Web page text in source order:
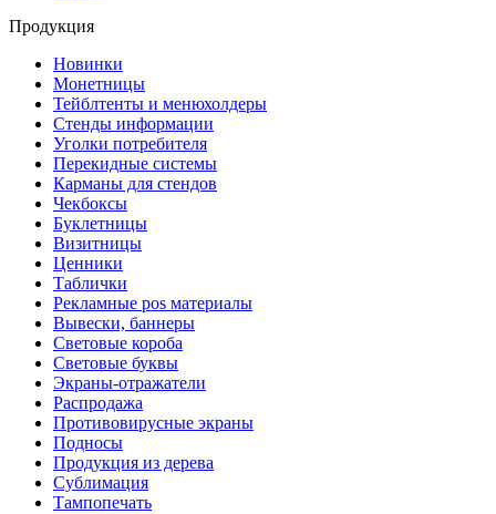
Продукция
Новинки
Монетницы
Тейблтенты и менюхолдеры
Стенды информации
Уголки потребителя
Перекидные системы
Карманы для стендов
Чекбоксы
Буклетницы
Визитницы
Ценники
Таблички
Рекламные pos материалы
Вывески, баннеры
Световые короба
Световые буквы
Экраны-отражатели
Распродажа
Противовирусные экраны
Подносы
Продукция из дерева
Сублимация
Тампопечать